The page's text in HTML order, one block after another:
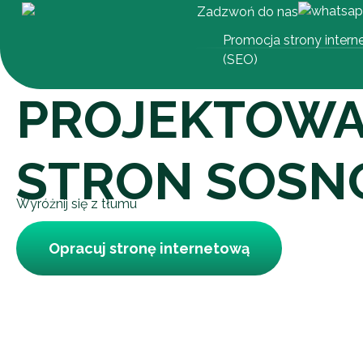
Zadzwoń do nas
Promocja strony
(SEO)
STRON
Wyróżnij się z tłumu
Opracuj stronę internetową